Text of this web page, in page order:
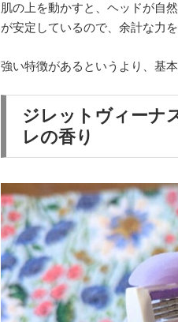
肌の上を動かすと、ヘッドが自
が安定しているので、余計な力
強い特徴があるというより、基
ジレットヴィーナ
レの香り